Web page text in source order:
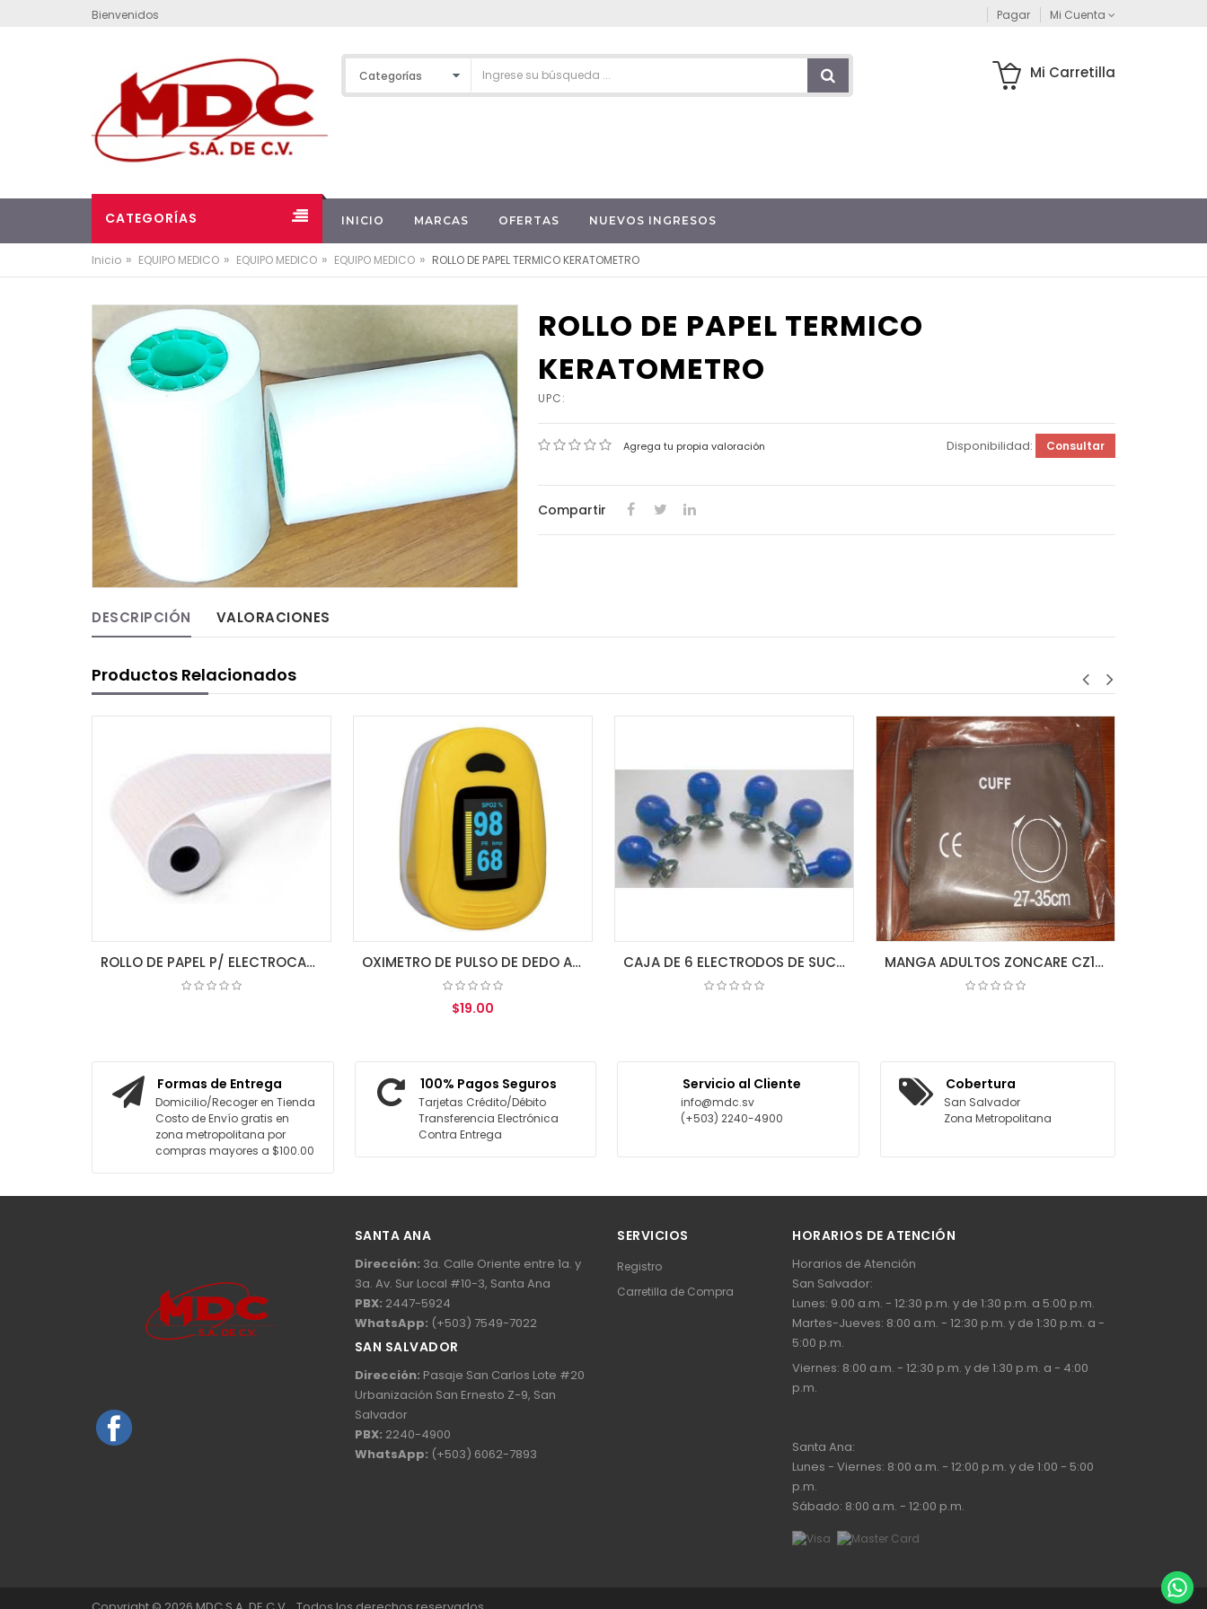
Bienvenidos Pagar Mi Cuenta
Mi Carretilla
CATEGORÍAS INICIO MARCAS OFERTAS NUEVOS INGRESOS
Inicio » EQUIPO MEDICO » EQUIPO MEDICO » EQUIPO MEDICO » ROLLO DE PAPEL TERMICO KERATOMETRO
ROLLO DE PAPEL TERMICO
KERATOMETRO
UPC:
Agrega tu propia valoración Disponibilidad: Consultar
Compartir
DESCRIPCIÓN VALORACIONES
Productos Relacionados
ROLLO DE PAPEL P/ ELECTROCARDIOGRAFO 80MM X 20MM 3 CH OXIMETRO DE PULSO DE DEDO A3 IPX1 ZONDAN
$19.00
CAJA DE 6 ELECTRODOS DE SUCCION P/ECG (BULBO) MANGA ADULTOS ZONCARE CZ12 27-35CM CUFF
Formas de Entrega
Domicilio/Recoger en Tienda
Costo de Envío gratis en
zona metropolitana por
compras mayores a $100.00
100% Pagos Seguros
Tarjetas Crédito/Débito
Transferencia Electrónica
Contra Entrega
Servicio al Cliente
info@mdc.sv
(+503) 2240-4900
Cobertura
San Salvador
Zona Metropolitana
SANTA ANA
Dirección: 3a. Calle Oriente entre 1a. y
3a. Av. Sur Local #10-3, Santa Ana
PBX: 2447-5924
WhatsApp: (+503) 7549-7022
SAN SALVADOR
Dirección: Pasaje San Carlos Lote #20
Urbanización San Ernesto Z-9, San
Salvador
PBX: 2240-4900
WhatsApp: (+503) 6062-7893
SERVICIOS
Registro
Carretilla de Compra
HORARIOS DE ATENCIÓN
Horarios de Atención
San Salvador:
Lunes: 9.00 a.m. - 12:30 p.m. y de 1:30 p.m. a 5:00 p.m.
Martes-Jueves: 8:00 a.m. - 12:30 p.m. y de 1:30 p.m. a -
5:00 p.m.
Viernes: 8:00 a.m. - 12:30 p.m. y de 1:30 p.m. a - 4:00
p.m.
Santa Ana:
Lunes - Viernes: 8:00 a.m. - 12:00 p.m. y de 1:00 - 5:00
p.m.
Sábado: 8:00 a.m. - 12:00 p.m.